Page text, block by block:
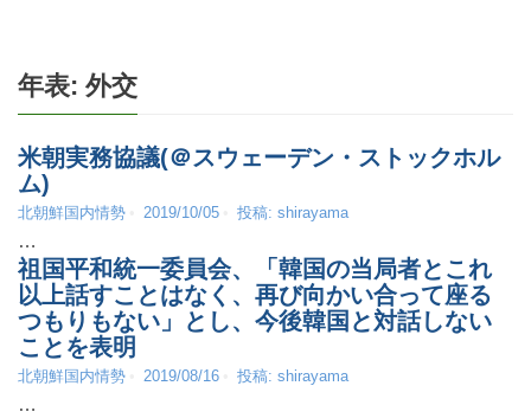
年表: 外交
米朝実務協議(＠スウェーデン・ストックホル
ム)
北朝鮮国内情勢 2019/10/05 投稿: shirayama
…
祖国平和統一委員会、「韓国の当局者とこれ
以上話すことはなく、再び向かい合って座る
つもりもない」とし、今後韓国と対話しない
ことを表明
北朝鮮国内情勢 2019/08/16 投稿: shirayama
…